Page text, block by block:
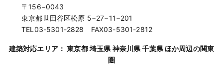
〒156−0043
東京都世田谷区松原 5−27−11−201
TEL03-5301-2828 FAX03-5301-2812
建築対応エリア： 東京都 埼玉県 神奈川県 千葉県 ほか周辺の関東
圏